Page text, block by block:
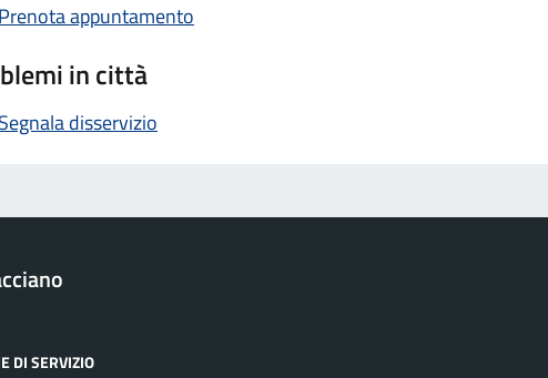
Prenota appuntamento
in città
Segnala disservizio
DI SERVIZIO